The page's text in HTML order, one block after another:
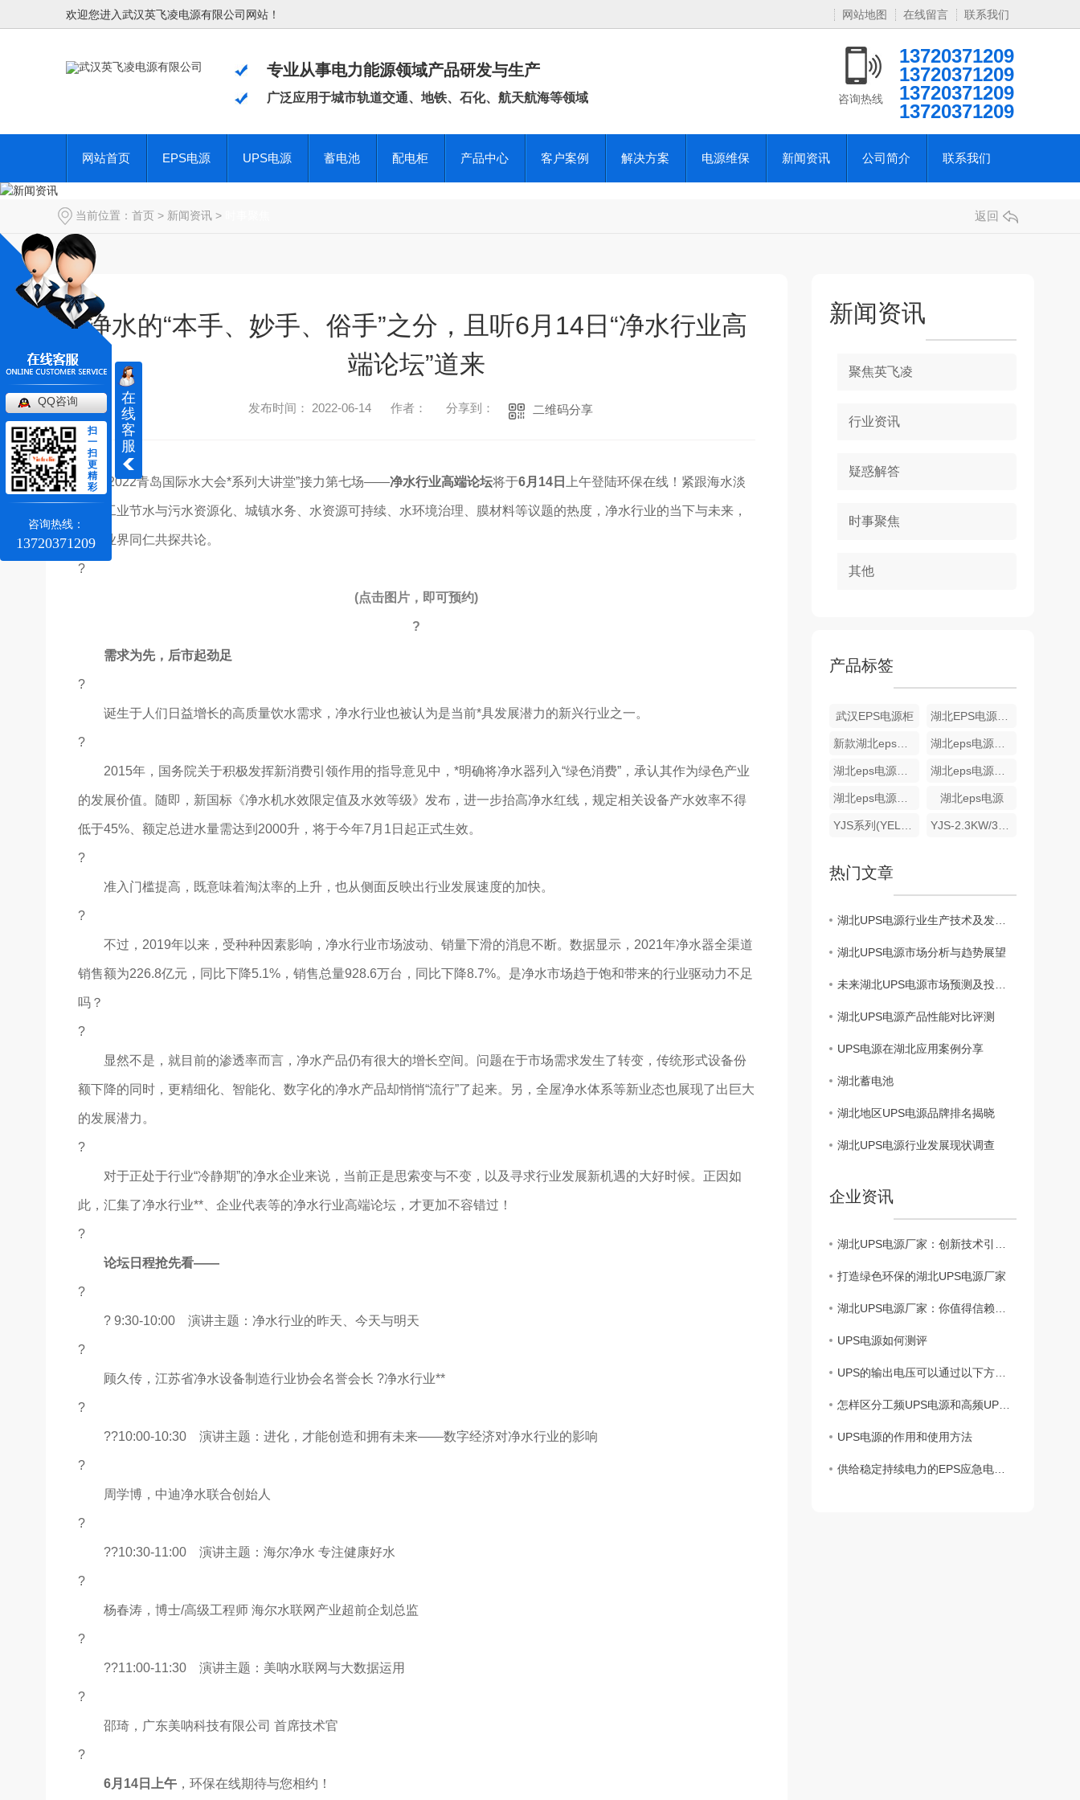
欢迎您进入武汉英飞凌电源有限公司网站！ 网站地图 在线留言 联系我们
专业从事电力能源领域产品研发与生产
广泛应用于城市轨道交通、地铁、石化、航天航海等领域 咨询热线
13720371209
13720371209
13720371209
13720371209
网站首页 EPS电源 UPS电源 蓄电池 配电柜 产品中心 客户案例 解决方案 电源维保 新闻资讯 公司简介 联系我们
当前位置： 首页 > 新闻资讯 > 返回
净水的“本手、妙手、俗手”之分，且听6月14日“净水行业高
端论坛”道来
发布时间： 2022-06-14 作者： 分享到： 二维码分享
“2022青岛国际水大会*系列大讲堂”接力第七场——净水行业高端论坛将于6月14日 上午登陆环保在线！紧跟海水淡
化、工业节水与污水资源化、城镇水务、水资源可持续、水环境治理、膜材料等议题的热度，净水行业的当下与未来，
诚邀业界同仁共探共论。
?
(点击图片，即可预约)
?
需求为先，后市起劲足
?
诞生于人们日益增长的高质量饮水需求，净水行业也被认为是当前*具发展潜力的新兴行业之一。
?
2015年，国务院关于积极发挥新消费引领作用的指导意见中，*明确将净水器列入“绿色消费”，承认其作为绿色产业
的发展价值。随即，新国标《净水机水效限定值及水效等级》发布，进一步抬高净水红线，规定相关设备产水效率不得
低于45%、额定总进水量需达到2000升，将于今年7月1日起正式生效。
?
准入门槛提高，既意味着淘汰率的上升，也从侧面反映出行业发展速度的加快。
?
不过，2019年以来，受种种因素影响，净水行业市场波动、销量下滑的消息不断。数据显示，2021年净水器全渠道
销售额为226.8亿元，同比下降5.1%，销售总量928.6万台，同比下降8.7%。是净水市场趋于饱和带来的行业驱动力不足
吗？
?
显然不是，就目前的渗透率而言，净水产品仍有很大的增长空间。问题在于市场需求发生了转变，传统形式设备份
额下降的同时，更精细化、智能化、数字化的净水产品却悄悄“流行”了起来。另，全屋净水体系等新业态也展现了出巨大
的发展潜力。
?
对于正处于行业“冷静期”的净水企业来说，当前正是思索变与不变，以及寻求行业发展新机遇的大好时候。正因如
此，汇集了净水行业**、企业代表等的净水行业高端论坛，才更加不容错过！
?
论坛日程抢先看——
?
? 9:30-10:00 演讲主题：净水行业的昨天、今天与明天
?
顾久传，江苏省净水设备制造行业协会名誉会长 ?净水行业**
?
??10:00-10:30 演讲主题：进化，才能创造和拥有未来——数字经济对净水行业的影响
?
周学博，中迪净水联合创始人
?
??10:30-11:00 演讲主题：海尔净水 专注健康好水
?
杨春涛，博士/高级工程师 海尔水联网产业超前企划总监
?
??11:00-11:30 演讲主题：美呐水联网与大数据运用
?
邵琦，广东美呐科技有限公司 首席技术官
?
6月14日上午 ，环保在线期待与您相约！
新闻资讯
聚焦英飞凌
行业资讯
疑惑解答
时事聚焦
其他
产品标签
武汉EPS电源柜 湖北EPS电源批发
新款湖北eps电源批发 湖北eps电源哪家好
湖北eps电源批发 湖北eps电源价格
湖北eps电源厂家 湖北eps电源
YJS系列(YEL/S)(动力/照明)消防设备应急电源 YJS-2.3KW/3.7KW/5.5KW 湖北EPS电源
热门文章
湖北UPS电源行业生产技术及发展前景解析
湖北UPS电源市场分析与趋势展望
未来湖北UPS电源市场预测及投资建议
湖北UPS电源产品性能对比评测
UPS电源在湖北应用案例分享
湖北蓄电池
湖北地区UPS电源品牌排名揭晓
湖北UPS电源行业发展现状调查
企业资讯
湖北UPS电源厂家：创新技术引领未来
打造绿色环保的湖北UPS电源厂家
湖北UPS电源厂家：你值得信赖的能源供应商
UPS电源如何测评
UPS的输出电压可以通过以下方法进行判断
怎样区分工频UPS电源和高频UPS电源?
UPS电源的作用和使用方法
供给稳定持续电力的EPS应急电源的工作原理
在
线
客
服
QQ咨询
扫
一
扫
更
精
彩
咨询热线：
13720371209